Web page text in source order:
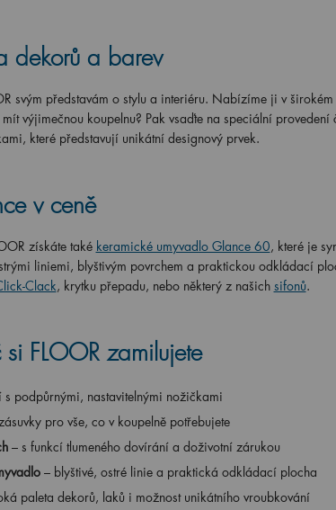
dekorů a barev
svým představám o stylu a interiéru. Nabízíme ji v
mít výjimečnou koupelnu? Pak vsaďte na speciální provedení
které představují unikátní designový prvek.
v ceně
získáte také keramické umyvadlo Glance 60, které je
liniemi, blyštivým povrchem a praktickou odkládací
Clack, krytku přepadu, nebo některý z našich sifonů.
FLOOR zamilujete
podpůrnými, nastavitelnými nožičkami
pro vše, co v koupelně potřebujete
– s funkcí tlumeného dovírání a doživotní zárukou
– blyštivé, ostré linie a praktická odkládací plocha
paleta dekorů, laků i možnost unikátního vroubkování